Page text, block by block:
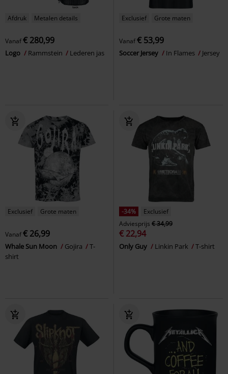
Afdruk Metalen details
Vanaf€ 280,99
Logo Rammstein Lederen jas
Exclusief Grote maten
Vanaf€ 53,99
Soccer Jersey In Flames Jersey
Exclusief Grote maten
Vanaf€ 26,99
Whale Sun Moon Gojira
T-
shirt
-34%
Exclusief
Adviesprijs € 34,99
€ 22,94
Only Guy Linkin Park T-shirt